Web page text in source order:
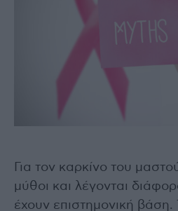
Για τον καρκίνο του
μύθοι και λέγονται
έχουν επιστημονική βάση.